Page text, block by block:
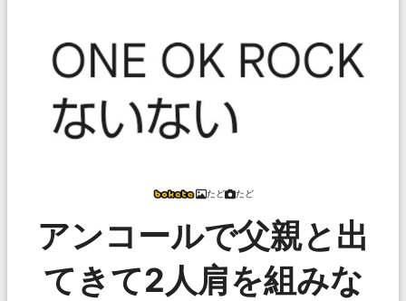
たど たど
アンコールで父親と出
てきて2人肩を組みな